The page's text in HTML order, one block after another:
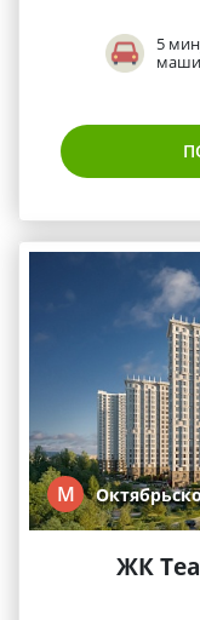
5
М
ЖК